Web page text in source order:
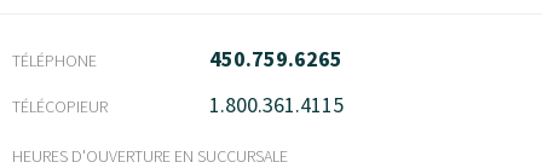
TÉLÉPHONE 450.759.6265
TÉLÉCOPIEUR 1.800.361.4115
HEURES D'OUVERTURE EN SUCCURSALE